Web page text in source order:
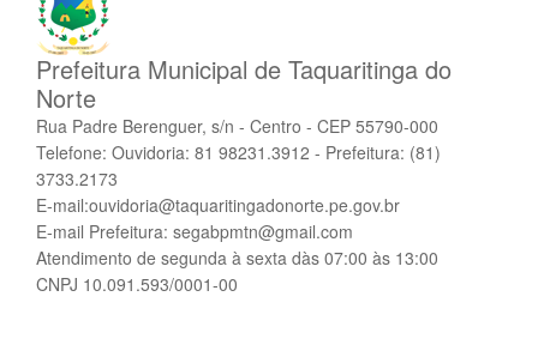
Prefeitura Municipal de Taquaritinga do
Norte
Rua Padre Berenguer, s/n - Centro - CEP 55790-000
Telefone: Ouvidoria: 81 98231.3912 - Prefeitura: (81)
3733.2173
E-mail:ouvidoria@taquaritingadonorte.pe.gov.br
E-mail Prefeitura: segabpmtn@gmail.com
Atendimento de segunda à sexta dàs 07:00 às 13:00
CNPJ 10.091.593/0001-00